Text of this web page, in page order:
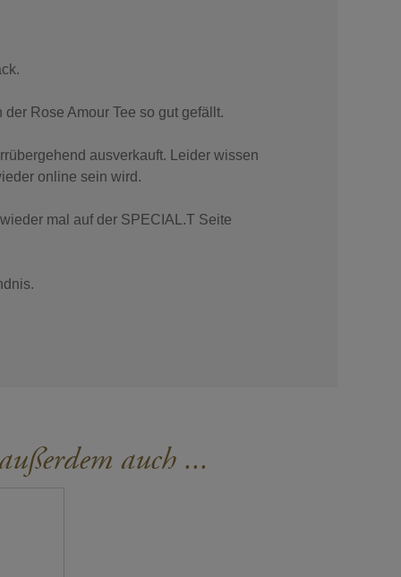
Rose Amour Tee so gut gefällt.
ausverkauft. Leider wissen
online sein wird.
mal auf der SPECIAL.T Seite
auch ...